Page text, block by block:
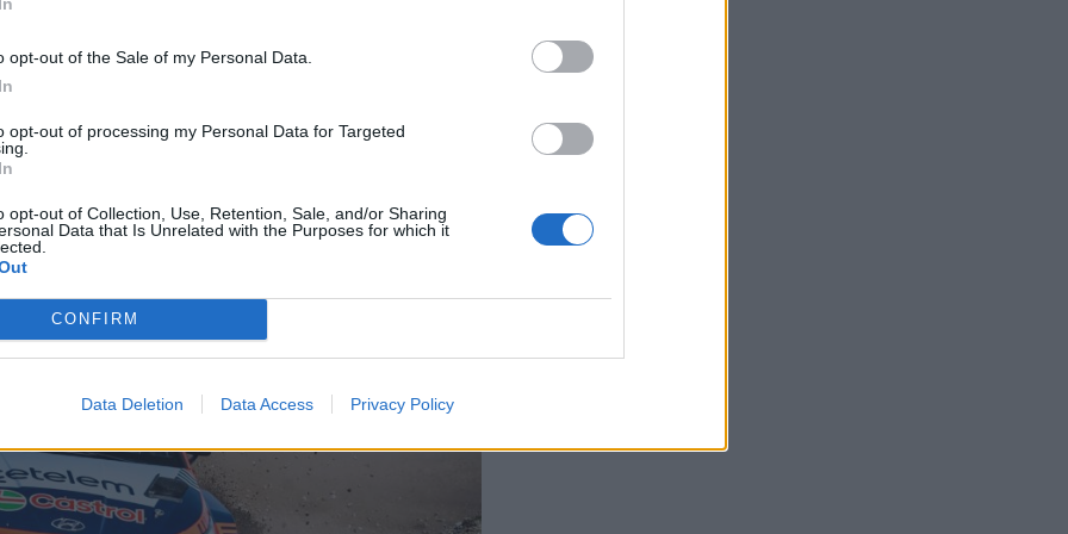
opt-out of the Sale of my Personal Data.
opt-out of processing my Personal Data for Targeted
opt-out of Collection, Use, Retention, Sale, and/or Sharing
Data that Is Unrelated with the Purposes for which it
CONFIRM
Data Deletion Data Access Privacy Policy
06/08/2026